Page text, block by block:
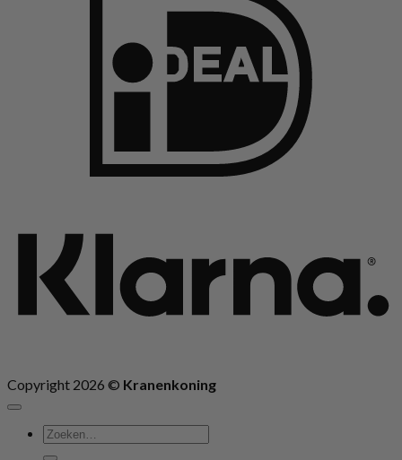
Copyright 2026 © Kranenkoning
Zoeken
naar: